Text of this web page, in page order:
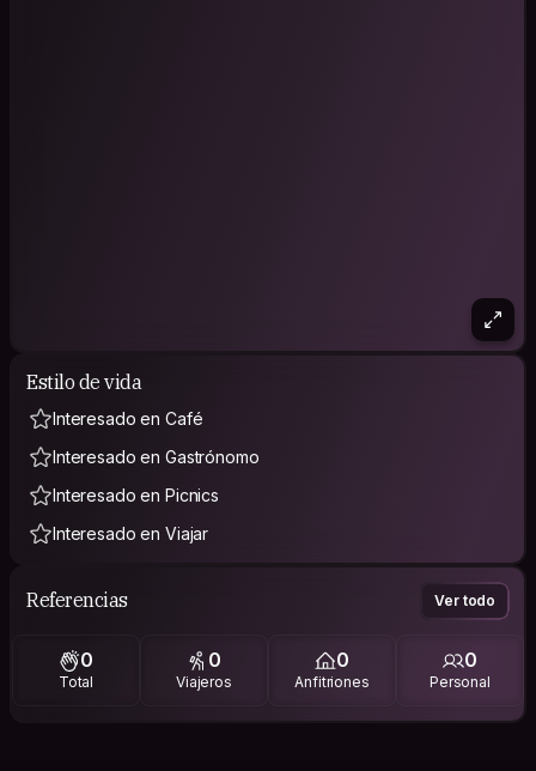
Estilo de vida
Interesado en Café
Interesado en Gastrónomo
Interesado en Picnics
Interesado en Viajar
Referencias Ver todo
0
Total
0
Viajeros
0
Anfitriones
0
Personal